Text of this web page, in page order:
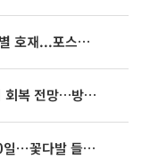
[증시키워드] 반도체 충격 뚫은 개별 호재...포스코퓨처엠·에코프로·한화솔루션 '눈길'
iM "LIG D&A, 천궁-II 매출 하반기 회복 전망…방산 톱픽 유지"
아옳이, 한의사 김형배와 벌써 200일⋯꽃다발 들고 "프러포즈 아냐"